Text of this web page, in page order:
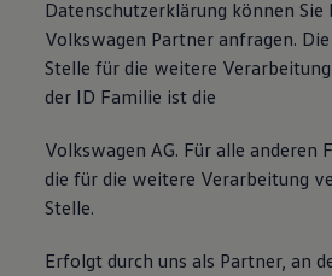
Datenschutzerklärung können
Volkswagen Partner anfragen.
Stelle für die weitere
der ID Familie ist die
Volkswagen AG. Für alle anderen
die für die weitere Verarbeitung
Stelle.
Erfolgt durch uns als Partner, an